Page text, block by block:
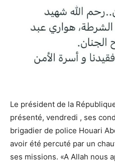
Le président de la
présenté, vendredi , ses
brigadier de police Houari
avoir été percuté par un
ses missions. «A Allah nous